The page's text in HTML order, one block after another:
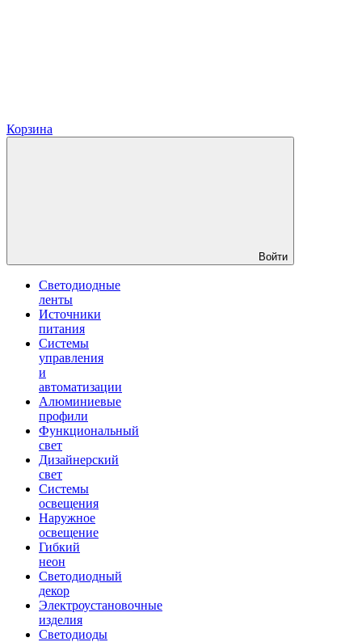
Корзина
Войти
Светодиодные
ленты
Источники
питания
Системы
управления
и
автоматизации
Алюминиевые
профили
Функциональный
свет
Дизайнерский
свет
Системы
освещения
Наружное
освещение
Гибкий
неон
Светодиодный
декор
Электроустановочные
изделия
Светодиоды